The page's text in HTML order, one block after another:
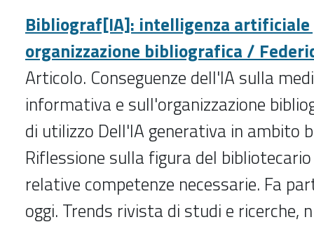
Bibliograf[IA]: intelligenza artificiale
organizzazione bibliografica /
Articolo. Conseguenze dell'IA sulla
informativa e sull'organizzazione
di utilizzo Dell'IA generativa in ambito
Riflessione sulla figura del
relative competenze necessarie. Fa
oggi. Trends rivista di studi e ricerche,